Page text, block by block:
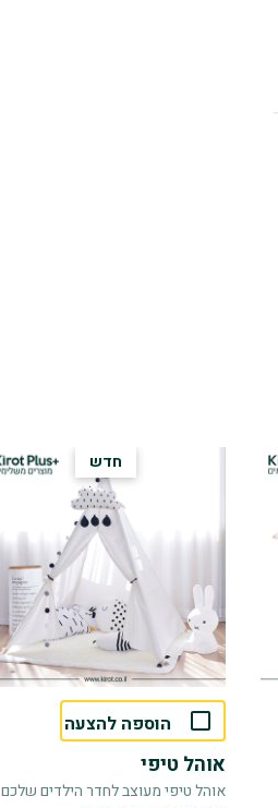
חדש
הוספה להצעה
אוהל טיפי
אוהל טיפי מעוצב לחדר הילדים שלכם